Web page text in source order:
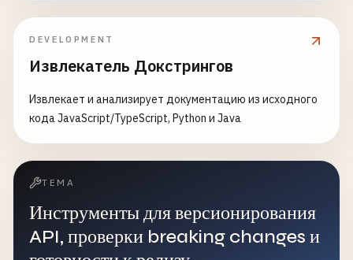
DEVELOPMENT
Извлекатель Докстрингов
Извлекает и анализирует документацию из исходного
кода JavaScript/TypeScript, Python и Java
ТЕМА
Инструменты для версионирования
API, проверки breaking changes и